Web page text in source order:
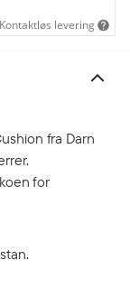
Kontaktløs levering
fra Darn
for